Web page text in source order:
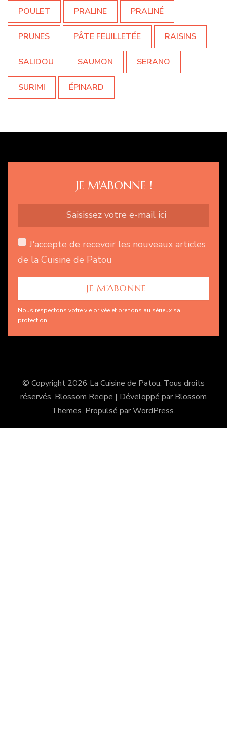
POULET PRALINE PRALINÉ
PRUNES PÂTE FEUILLETÉE RAISINS
SALIDOU SAUMON SERANO
SURIMI ÉPINARD
JE M'ABONNE !
J'accepte de recevoir les nouveaux articles
de la Cuisine de Patou
Nous respectons votre vie privée et prenons au sérieux sa
protection.
© Copyright 2026 La Cuisine de Patou. Tous droits
réservés. Blossom Recipe | Développé par Blossom
Themes. Propulsé parWordPress.